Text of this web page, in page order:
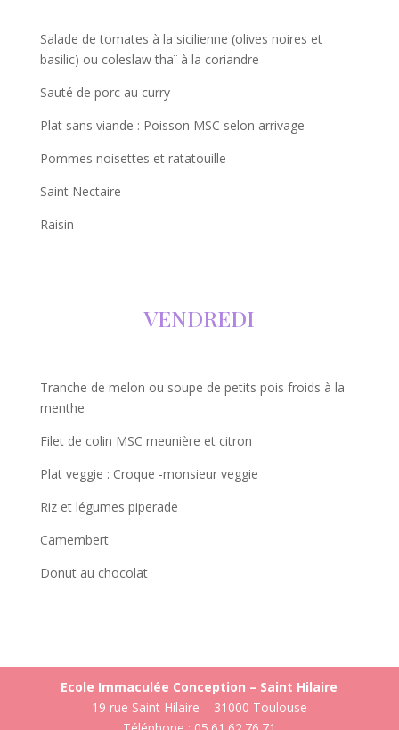
Salade de tomates à la sicilienne (olives noires et
basilic) ou coleslaw thaï à la coriandre
Sauté de porc au curry
Plat sans viande : Poisson MSC selon arrivage
Pommes noisettes et ratatouille
Saint Nectaire
Raisin
VENDREDI
Tranche de melon ou soupe de petits pois froids à la
menthe
Filet de colin MSC meunière et citron
Plat veggie : Croque -monsieur veggie
Riz et légumes piperade
Camembert
Donut au chocolat
Ecole Immaculée Conception – Saint Hilaire
19 rue Saint Hilaire – 31000 Toulouse